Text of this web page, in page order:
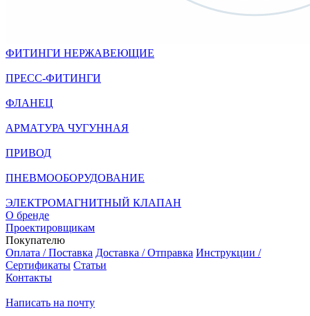
ФИТИНГИ НЕРЖАВЕЮЩИЕ
ПРЕСС-ФИТИНГИ
ФЛАНЕЦ
АРМАТУРА ЧУГУННАЯ
ПРИВОД
ПНЕВМООБОРУДОВАНИЕ
ЭЛЕКТРОМАГНИТНЫЙ КЛАПАН
О бренде
Проектировщикам
Покупателю
Оплата / Поставка Доставка / Отправка Инструкции /
Сертификаты Статьи
Контакты
Написать на почту